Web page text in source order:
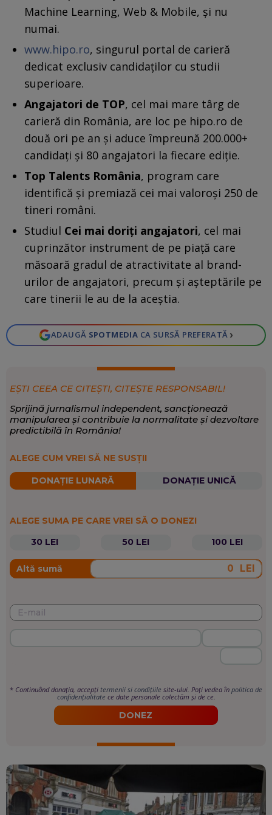
Machine Learning, Web & Mobile, și nu
numai.
www.hipo.ro, singurul portal de carieră
dedicat exclusiv candidaților cu studii
superioare.
Angajatori de TOP, cel mai mare târg de
carieră din România, are loc pe hipo.ro de
două ori pe an și aduce împreună 200.000+
candidați și 80 angajatori la fiecare ediție.
Top Talents România, program care
identifică și premiază cei mai valoroși 250 de
tineri români.
Studiul Cei mai doriți angajatori, cel mai
cuprinzător instrument de pe piață care
măsoară gradul de atractivitate al brand-
urilor de angajatori, precum și așteptările pe
care tinerii le au de la aceștia.
ADAUGĂ SPOTMEDIA CA SURSĂ PREFERATĂ ›
EȘTI CEEA CE CITEȘTI, CITEȘTE RESPONSABIL!
Sprijină jurnalismul independent, sancționează
manipularea și contribuie la normalitate și dezvoltare
predictibilă în România!
ALEGE CUM VREI SĂ NE SUSȚII
DONAȚIE LUNARĂ DONAȚIE UNICĂ
ALEGE SUMA PE CARE VREI SĂ O DONEZI
30 LEI
50 LEI 100 LEI
Altă sumă LEI
* Continuând donația, accepți termenii si condițiile site-ului. Poți vedea în politica de
confidențialitate ce date personale colectăm și de ce.
DONEZ